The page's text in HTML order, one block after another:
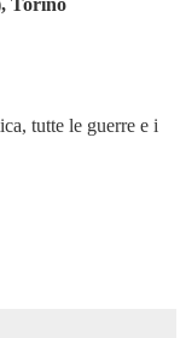
Torino
tutte le guerre e i